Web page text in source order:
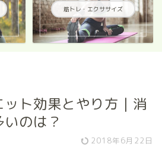
筋トレ・エクササイズ
ト効果とやり方｜消
のは？
2018年6月22日